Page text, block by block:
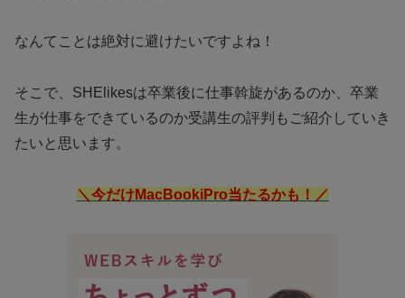
なんてことは絶対に避けたいですよね！
そこで、SHElikesは卒業後に仕事斡旋があるのか、卒業
生が仕事をできているのか受講生の評判もご紹介していき
たいと思います。
＼今だけMacBookiPro当たるかも！／